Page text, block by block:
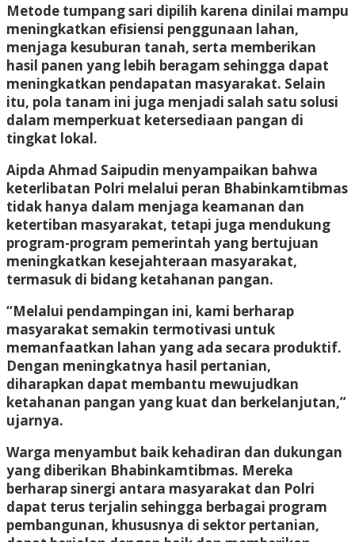
Metode tumpang sari dipilih karena dinilai mampu
meningkatkan efisiensi penggunaan lahan,
menjaga kesuburan tanah, serta memberikan
hasil panen yang lebih beragam sehingga dapat
meningkatkan pendapatan masyarakat. Selain
itu, pola tanam ini juga menjadi salah satu solusi
dalam memperkuat ketersediaan pangan di
tingkat lokal.
Aipda Ahmad Saipudin menyampaikan bahwa
keterlibatan Polri melalui peran Bhabinkamtibmas
tidak hanya dalam menjaga keamanan dan
ketertiban masyarakat, tetapi juga mendukung
program-program pemerintah yang bertujuan
meningkatkan kesejahteraan masyarakat,
termasuk di bidang ketahanan pangan.
“Melalui pendampingan ini, kami berharap
masyarakat semakin termotivasi untuk
memanfaatkan lahan yang ada secara produktif.
Dengan meningkatnya hasil pertanian,
diharapkan dapat membantu mewujudkan
ketahanan pangan yang kuat dan berkelanjutan,”
ujarnya.
Warga menyambut baik kehadiran dan dukungan
yang diberikan Bhabinkamtibmas. Mereka
berharap sinergi antara masyarakat dan Polri
dapat terus terjalin sehingga berbagai program
pembangunan, khususnya di sektor pertanian,